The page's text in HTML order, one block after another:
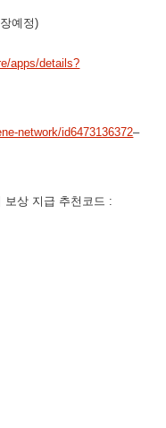
예정)
apps/details?
network/id6473136372–
보상 지급 추천코드 :